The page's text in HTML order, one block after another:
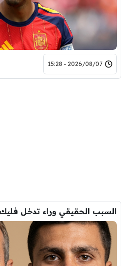
2026/08/07 - 15:28
السبب الحقيقي وراء تدخل